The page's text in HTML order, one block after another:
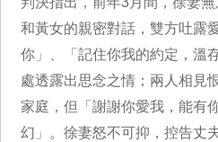
和黃女的親密對話，雙方吐露
你」、「記住你我的約定，溫
處透露出思念之情；兩人相見
家庭，但「謝謝你愛我，能有
幻」。徐妻怒不可抑，控告丈